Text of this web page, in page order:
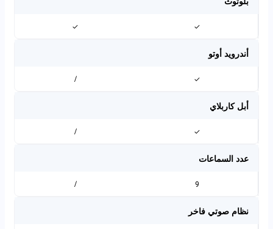
✓
✓
أندرويد أوتو
✓
/
أبل كاربلاي
✓
/
عدد السماعات
9
/
نظام صوتي فاخر